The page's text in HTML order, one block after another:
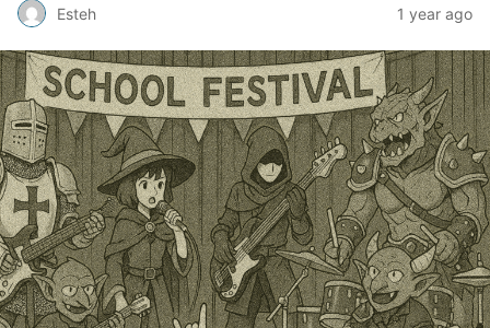
Esteh 1 year ago